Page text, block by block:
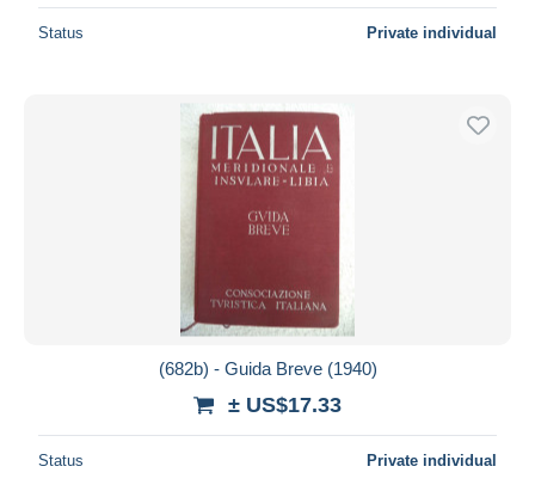
Status Private individual
(682b) - Guida Breve (1940)
± US$17.33
Status Private individual